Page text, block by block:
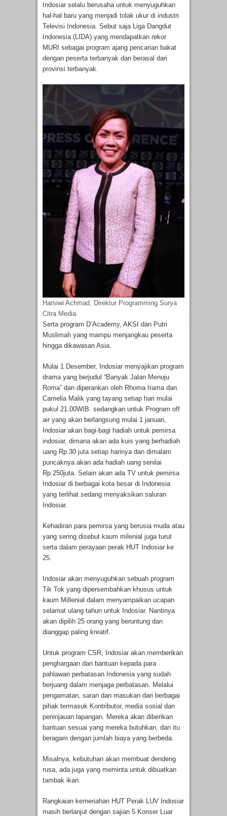
Indosiar selalu berusaha untuk menyuguhkan
hal-hal baru yang menjadi tolak ukur di industri
Televisi Indonesia. Sebut saja Liga Dangdut
Indonesia (LIDA) yang mendapatkan rekor
MURI sebagai program ajang pencarian bakat
dengan peserta terbanyak dan berasal dari
provinsi terbanyak.
Harsiwi Achmad, Direktur Programming Surya
Citra Media.
Serta program D’Academy, AKSI dan Putri
Muslimah yang mampu menjangkau peserta
hingga dikawasan Asia.
Mulai 1 Desember, Indosiar menyajikan program
drama yang berjudul “Banyak Jalan Menuju
Roma” dan diperankan oleh Rhoma Irama dan
Camelia Malik yang tayang setiap hari mulai
pukul 21.00WIB. sedangkan untuk Program off
air yang akan berlangsung mulai 1 januari,
Indosiar akan bagi-bagi hadiah untuk pemirsa
indosiar, dimana akan ada kuis yang berhadiah
uang Rp.30 juta setiap harinya dan dimalam
puncaknya akan ada hadiah uang senilai
Rp.250juta. Selain akan ada TV untuk pemirsa
Indosiar di berbagai kota besar di Indonesia
yang terlihat sedang menyaksikan saluran
Indosiar.
Kehadiran para pemirsa yang berusia muda atau
yang sering disebut kaum milenial juga turut
serta dalam perayaan perak HUT Indosiar ke
25.
Indosiar akan menyuguhkan sebuah program
Tik Tok yang dipersembahkan khusus untuk
kaum Millenial dalam menyampaikan ucapan
selamat ulang tahun untuk Indosiar. Nantinya
akan dipilih 25 orang yang beruntung dan
dianggap paling kreatif.
Untuk program CSR, Indosiar akan memberikan
penghargaan dan bantuan kepada para
pahlawan perbatasan Indonesia yang sudah
berjuang dalam menjaga perbatasan. Melalui
pengamatan, saran dan masukan dari berbagai
pihak termasuk Kontributor, media sosial dan
peninjauan lapangan. Mereka akan diberikan
bantuan sesuai yang mereka butuhkan, dan itu
beragam dengan jumlah biaya yang berbeda.
Misalnya, kebutuhan akan membuat dendeng
rusa, ada juga yang meminta untuk dibuatkan
tambak ikan.
Rangkaian kemeriahan HUT Perak LUV Indosiar
masih berlanjut dengan sajian 5 Konser Luar